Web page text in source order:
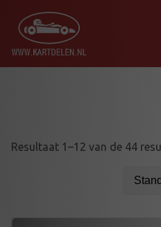
Resultaat 1–12 van de 44